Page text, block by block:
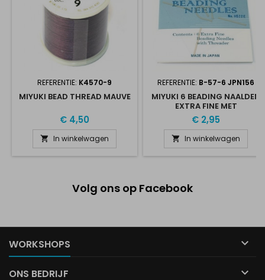
REFERENTIE: K4570-9
MIYUKI BEAD THREAD MAUVE
€ 4,50
 In winkelwagen
REFERENTIE: B-57-6 JPN156
MIYUKI 6 BEADING NAALDEN
EXTRA FINE MET
DRAADSTEKER
€ 2,95
 In winkelwagen
Volg ons op Facebook
WORKSHOPS 
ONS BEDRIJF 